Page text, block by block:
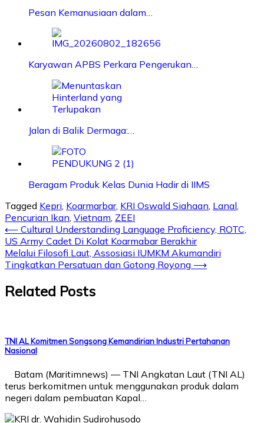
Pesan Kemanusiaan dalam…
Karyawan APBS Perkara Pengerukan…
Jalan di Balik Dermaga:…
Beragam Produk Kelas Dunia Hadir di IIMS
Tagged Kepri, Koarmarbar, KRI Oswald Siahaan, Lanal,
Pencurian Ikan, Vietnam, ZEEI
Post
navigation
⟵ Cultural Understanding Language Proficiency, ROTC,
US Army Cadet Di Kolat Koarmabar Berakhir
Melalui Filosofi Laut, Assosiasi IUMKM Akumandiri
Tingkatkan Persatuan dan Gotong Royong ⟶
Related Posts
TNI AL Komitmen Songsong Kemandirian Industri Pertahanan
Nasional
Batam (Maritimnews) — TNI Angkatan Laut (TNI AL)
terus berkomitmen untuk menggunakan produk dalam
negeri dalam pembuatan Kapal…